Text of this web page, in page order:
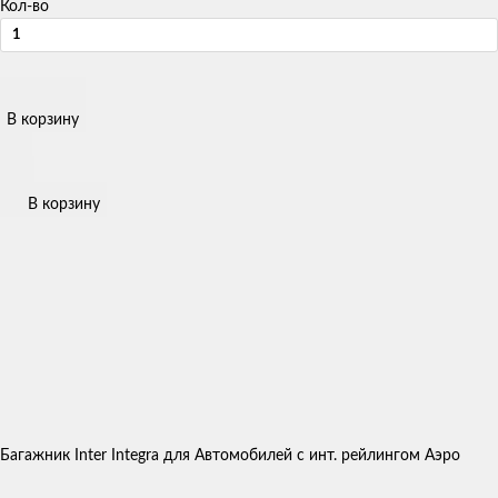
Кол-во
В корзину
В корзину
Багажник Inter Integra для Автомобилей с инт. рейлингом Аэро